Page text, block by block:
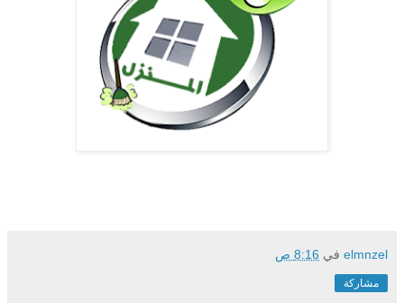
elmnzel في 8:16 ص
مشاركة